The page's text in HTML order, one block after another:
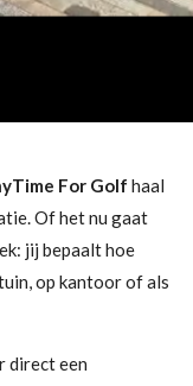
For Golf haal
Of het nu gaat
jij bepaalt hoe
op kantoor of als
direct een